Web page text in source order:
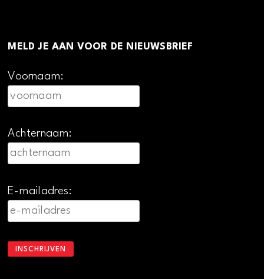
MELD JE AAN VOOR DE NIEUWSBRIEF
Voornaam:
Achternaam:
E-mailadres: